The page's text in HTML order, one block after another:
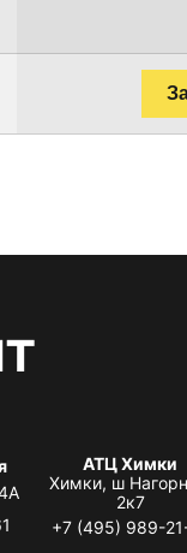
АТЦ Химки
Химки, ш
2к7
+7 (495) 989-